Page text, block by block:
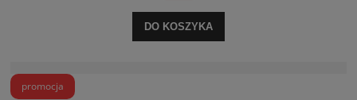
DO KOSZYKA
promocja